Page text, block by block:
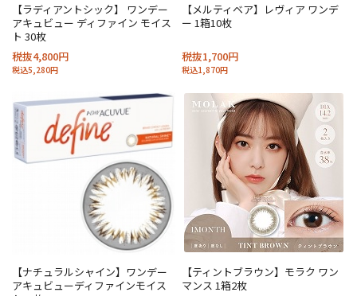
【ラディアントシック】 ワンデー
アキュビュー ディファイン モイス
ト 30枚
税抜4,800円
税込5,280円
【メルティベア】レヴィア ワンデ
ー 1箱10枚
税抜1,700円
税込1,870円
【ナチュラルシャイン】ワンデー
アキュビューディファインモイス
【ティントブラウン】モラク ワン
マンス 1箱2枚